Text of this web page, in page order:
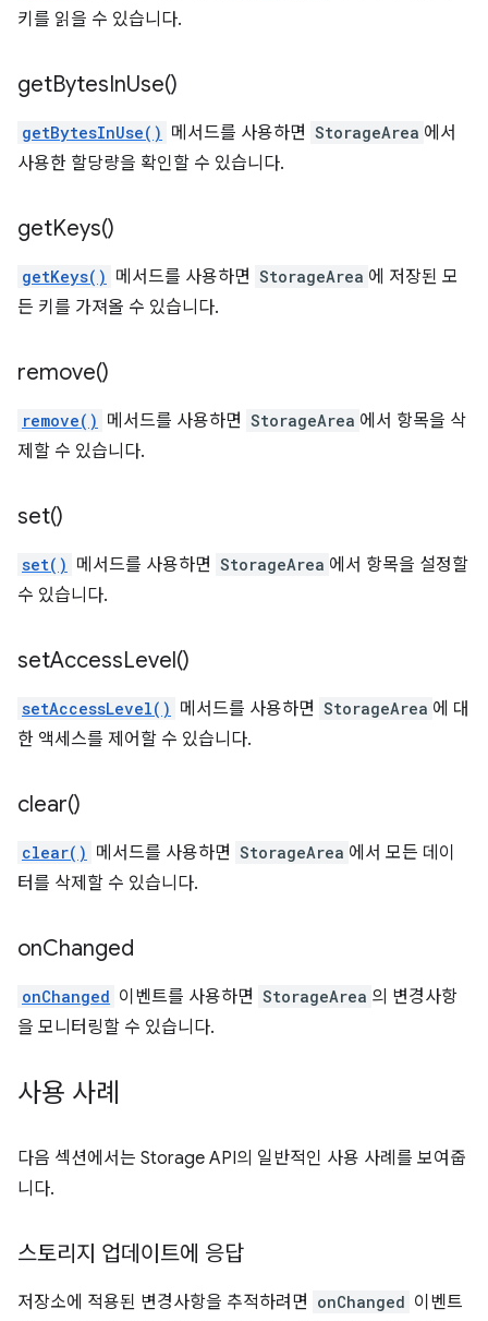
키를 읽을 수 있습니다.
getBytesInUse()
getBytesInUse() 메서드를 사용하면 StorageArea 에서
사용한 할당량을 확인할 수 있습니다.
getKeys()
getKeys() 메서드를 사용하면 StorageArea 에 저장된 모
든 키를 가져올 수 있습니다.
remove()
remove() 메서드를 사용하면 StorageArea 에서 항목을 삭
제할 수 있습니다.
set()
set() 메서드를 사용하면 StorageArea 에서 항목을 설정할
수 있습니다.
setAccessLevel()
setAccessLevel() 메서드를 사용하면 StorageArea 에 대
한 액세스를 제어할 수 있습니다.
clear()
clear() 메서드를 사용하면 StorageArea 에서 모든 데이
터를 삭제할 수 있습니다.
onChanged
onChanged 이벤트를 사용하면 StorageArea 의 변경사항
을 모니터링할 수 있습니다.
사용 사례
다음 섹션에서는 Storage API의 일반적인 사용 사례를 보여줍
니다.
스토리지 업데이트에 응답
저장소에 적용된 변경사항을 추적하려면 onChanged 이벤트